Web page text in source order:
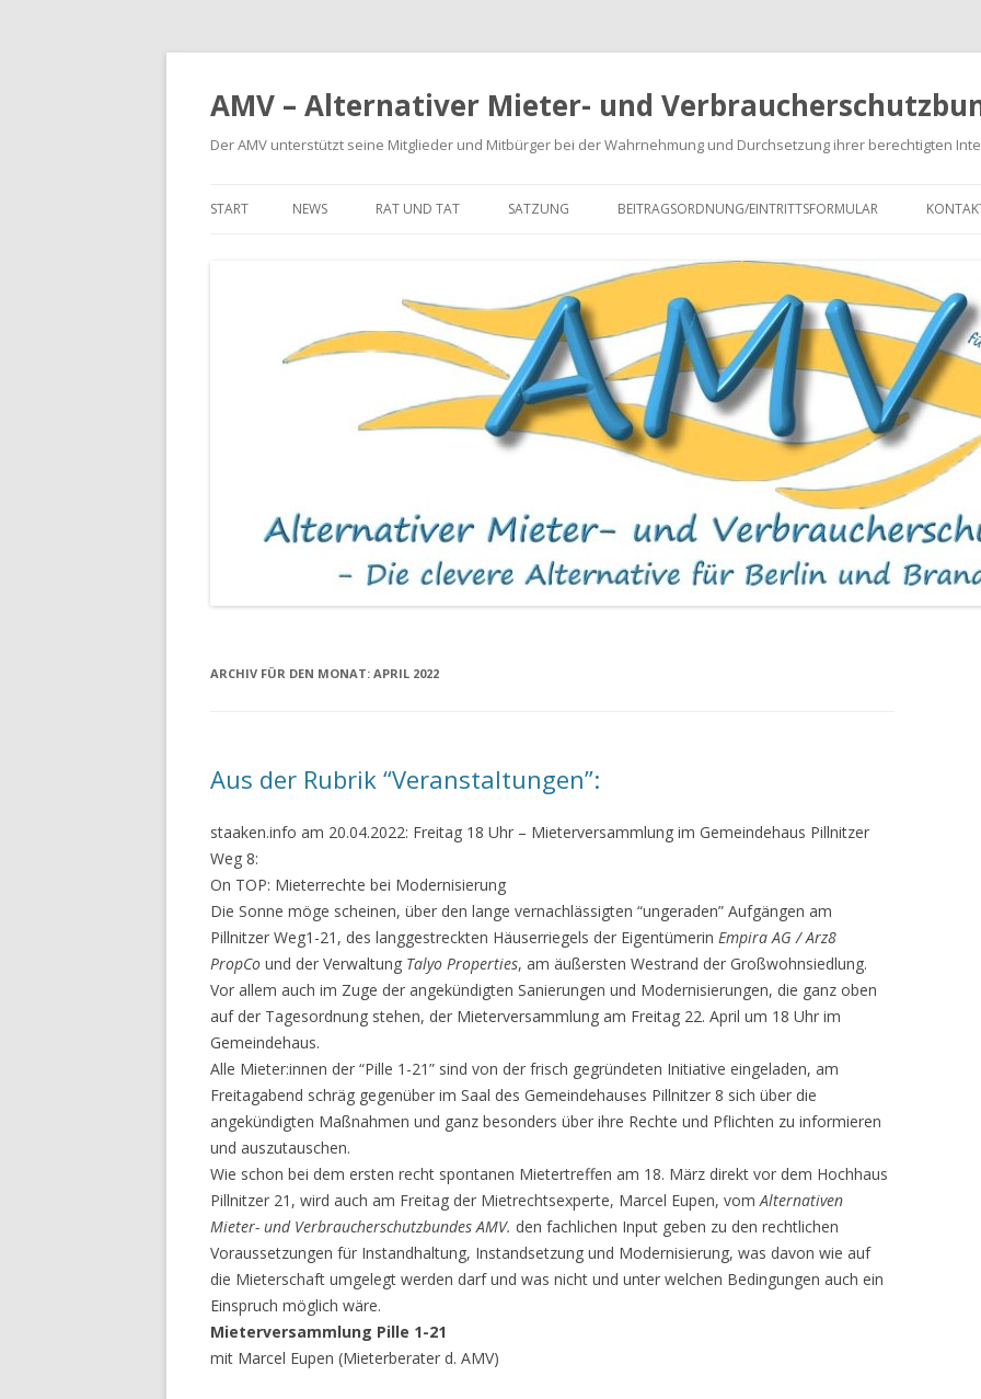
AMV – Alternativer Mieter- und
Der AMV unterstützt seine Mitglieder und Mitbürger bei der Wahrnehmung und Durchsetzung ihrer berechtigten
zum
START NEWS RAT UND TAT
MIETERHÖHUNGEN
MIETMÄNGEL
MODERNISIERUNGEN
SCHÖNHEITSREPARATUREN
SATZUNG BEITRAGSORDNUNG/EINTRITTSFORMULAR
ARCHIV FÜR DEN MONAT: APRIL 2022
Aus der Rubrik “Veranstaltungen”:
staaken.info am 20.04.2022: Freitag 18 Uhr – Mieterversammlung im Gemeindehaus Pillnitzer
Weg 8:
On TOP: Mieterrechte bei Modernisierung
Die Sonne möge scheinen, über den lange vernachlässigten “ungeraden” Aufgängen am
Pillnitzer Weg1-21, des langgestreckten Häuserriegels der Eigentümerin Empira AG / Arz8
PropCo und der Verwaltung Talyo Properties, am äußersten Westrand der Großwohnsiedlung.
Vor allem auch im Zuge der angekündigten Sanierungen und Modernisierungen, die ganz oben
auf der Tagesordnung stehen, der Mieterversammlung am Freitag 22. April um 18 Uhr im
Gemeindehaus.
Alle Mieter:innen der “Pille 1-21” sind von der frisch gegründeten Initiative eingeladen, am
Freitagabend schräg gegenüber im Saal des Gemeindehauses Pillnitzer 8 sich über die
angekündigten Maßnahmen und ganz besonders über ihre Rechte und Pflichten zu informieren
und auszutauschen.
Wie schon bei dem ersten recht spontanen Mietertreffen am 18. März direkt vor dem Hochhaus
Pillnitzer 21, wird auch am Freitag der Mietrechtsexperte, Marcel Eupen, vomAlternativen
Mieter- und Verbraucherschutzbundes AMV. den fachlichen Input geben zu den rechtlichen
Voraussetzungen für Instandhaltung, Instandsetzung und Modernisierung, was davon wie auf
die Mieterschaft umgelegt werden darf und was nicht und unter welchen Bedingungen auch ein
Einspruch möglich wäre.
Mieterversammlung Pille 1-21
mit Marcel Eupen (Mieterberater d. AMV)